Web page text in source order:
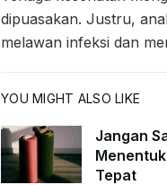
dipuasakan. Justru,
melawan infeksi dan
YOU MIGHT ALSO LIKE
Jangan
Tepat